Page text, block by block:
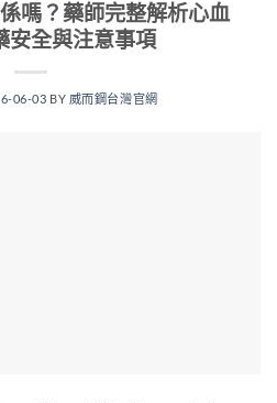
嗎？藥師完整解析心血
安全與注意事項
06-03 BY 威而鋼台灣官網